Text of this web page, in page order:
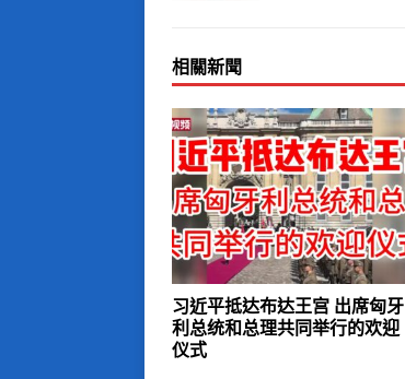
相關新聞
习近平抵达布达王宫 出席匈牙
利总统和总理共同举行的欢迎
仪式